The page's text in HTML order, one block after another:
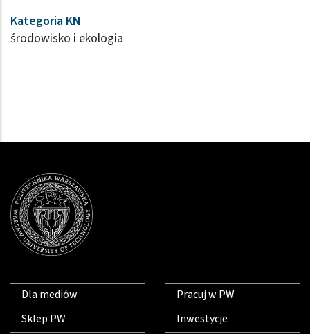
Kategoria KN
środowisko i ekologia
Dla mediów
Sklep PW
Pracuj w PW
Inwestycje